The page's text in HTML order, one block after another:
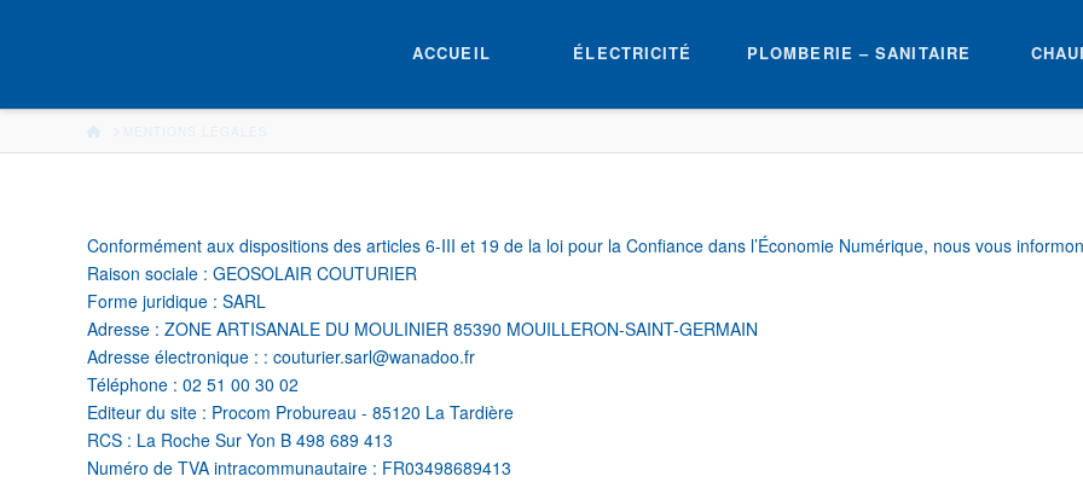
ACCUEIL ÉLECTRICITÉ PLOMBERIE – SANITAIRE
HOMEMENTIONS LÉGALES
Conformément aux dispositions des articles 6-III et 19 de la loi pour la Confiance dans l’Économie Numérique, nous vous
Raison sociale : GEOSOLAIR COUTURIER
Forme juridique : SARL
Adresse : ZONE ARTISANALE DU MOULINIER 85390 MOUILLERON-SAINT-GERMAIN
Adresse électronique : : couturier.sarl@wanadoo.fr
Téléphone : 02 51 00 30 02
Editeur du site : Procom Probureau - 85120 La Tardière
RCS : La Roche Sur Yon B 498 689 413
Numéro de TVA intracommunautaire : FR03498689413